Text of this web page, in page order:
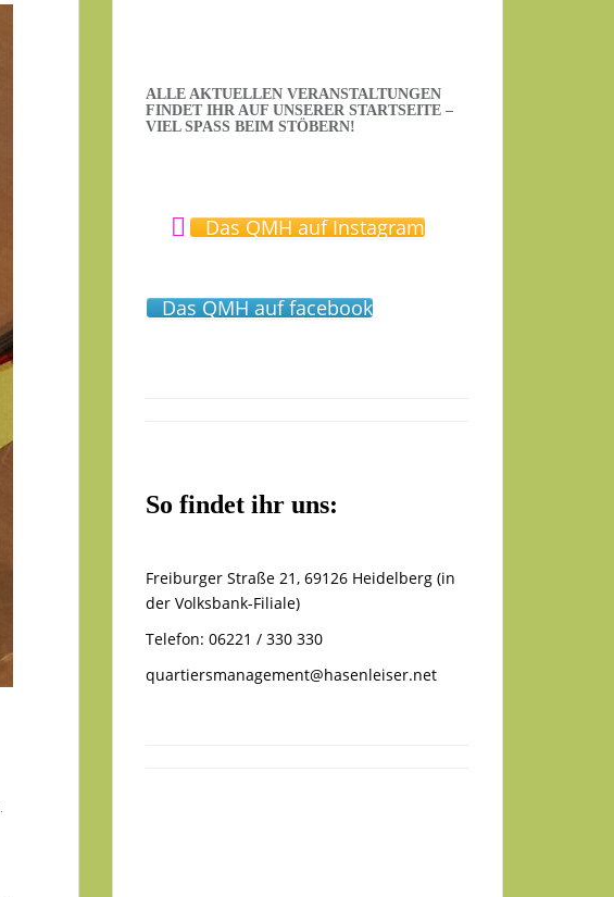
ALLE AKTUELLEN VERANSTALTUNGEN
FINDET IHR AUF UNSERER STARTSEITE –
VIEL SPASS BEIM STÖBERN!
Das QMH auf Instagram
Das QMH auf facebook
So findet ihr uns:
Freiburger Straße 21, 69126 Heidelberg (in
der Volksbank-Filiale)
Telefon: 06221 / 330 330
quartiersmanagement@hasenleiser.net